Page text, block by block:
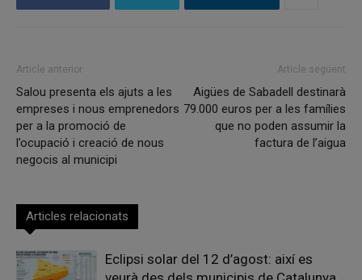
Article anterior
Salou presenta els ajuts a les
empreses i nous emprenedors
per a la promoció de
l’ocupació i creació de nous
negocis al municipi
Article següent
Aigües de Sabadell destinarà
79.000 euros per a les famílies
que no poden assumir la
factura de l’aigua
Articles relacionats
Eclipsi solar del 12 d’agost: així es